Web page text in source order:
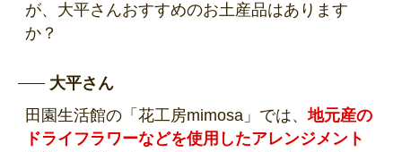
が、大平さんおすすめのお土産品はあります
か？
大平さん
田園生活館の「花工房mimosa」では、地元産の
ドライフラワーなどを使用したアレンジメント